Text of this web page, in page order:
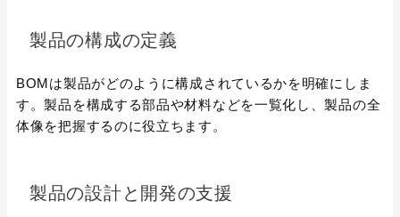
製品の構成の定義
BOMは製品がどのように構成されているかを明確にしま
す。製品を構成する部品や材料などを一覧化し、製品の全
体像を把握するのに役立ちます。
製品の設計と開発の支援